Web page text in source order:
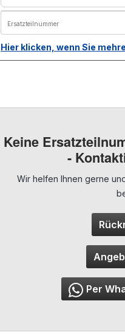
Hier klicken, wenn Sie
Keine
-
Wir helfen Ihnen gerne
Per